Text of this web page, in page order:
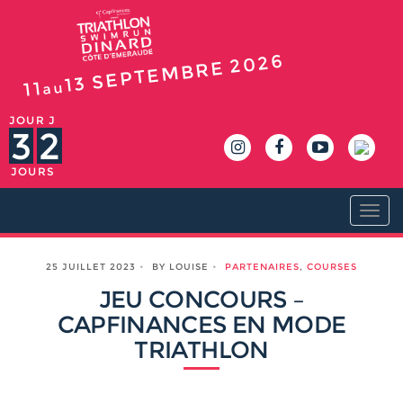
11au13 SEPTEMBRE 2026
JOUR J
3 2
JOURS
25 JUILLET 2023 BY LOUISE PARTENAIRES, COURSES
JEU CONCOURS –
CAPFINANCES EN MODE
TRIATHLON